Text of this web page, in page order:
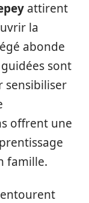
attirent
la
abonde
sont
sensibiliser
offrent une
famille.